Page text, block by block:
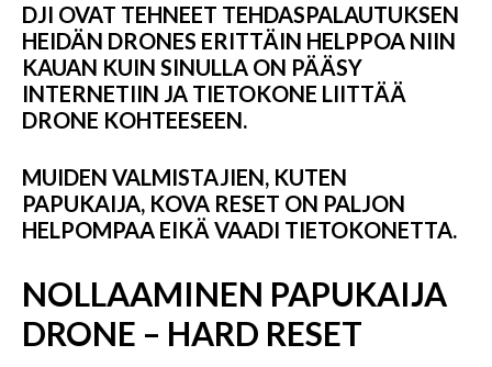
DJI OVAT TEHNEET TEHDASPALAUTUKSEN
HEIDÄN DRONES ERITTÄIN HELPPOA NIIN
KAUAN KUIN SINULLA ON PÄÄSY
INTERNETIIN JA TIETOKONE LIITTÄÄ
DRONE KOHTEESEEN.
MUIDEN VALMISTAJIEN, KUTEN
PAPUKAIJA, KOVA RESET ON PALJON
HELPOMPAA EIKÄ VAADI TIETOKONETTA.
NOLLAAMINEN PAPUKAIJA
DRONE – HARD RESET